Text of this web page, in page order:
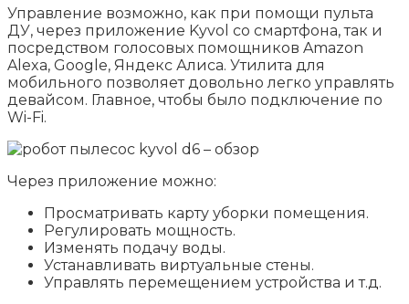
Управление возможно, как при помощи пульта
ДУ, через приложение Kyvol со смартфона, так и
посредством голосовых помощников Amazon
Alexa, Google, Яндекс Алиса. Утилита для
мобильного позволяет довольно легко управлять
девайсом. Главное, чтобы было подключение по
Wi-Fi.
Через приложение можно:
Просматривать карту уборки помещения.
Регулировать мощность.
Изменять подачу воды.
Устанавливать виртуальные стены.
Управлять перемещением устройства и т.д.